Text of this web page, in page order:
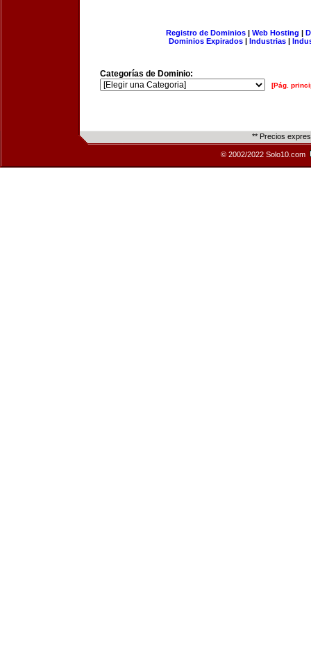
Registro de Dominios| Web Hosting |
Dominios Expirados | Industrias |
Categorías de Dominio:
[Pág.
** Precios
© 2002/2022 Solo10.com